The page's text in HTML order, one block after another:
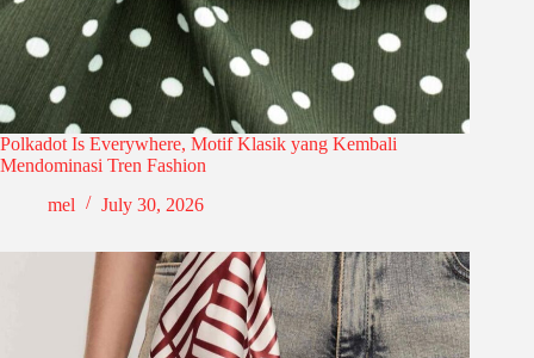
Polkadot Is Everywhere, Motif Klasik yang Kembali
Mendominasi Tren Fashion
mel
July 30, 2026